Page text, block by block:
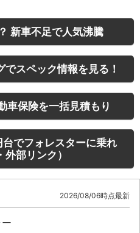
新車不足で人気沸騰
でスペック情報を見る！
車保険を一括見積もり
台でフォレスターに乗れ
部リンク）
2026/08/06時点最新